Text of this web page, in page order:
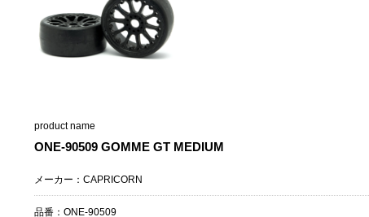
product name
ONE-90509 GOMME GT MEDIUM
メーカー：CAPRICORN
品番：ONE-90509